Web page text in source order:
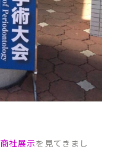
商社展示を見てきまし